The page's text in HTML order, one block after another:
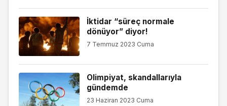
İktidar “süreç normale
dönüyor” diyor!
7 Temmuz 2023 Cuma
Olimpiyat, skandallarıyla
gündemde
23 Haziran 2023 Cuma